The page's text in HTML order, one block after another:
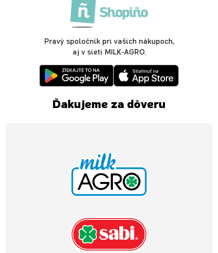
Pravý spoločník pri vašich nákupoch,
aj v sieti MILK-AGRO.
Ďakujeme za dôveru